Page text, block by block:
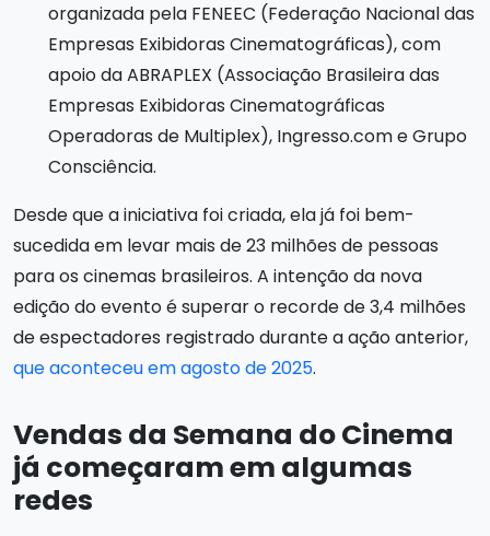
organizada pela FENEEC (Federação Nacional das
Empresas Exibidoras Cinematográficas), com
apoio da ABRAPLEX (Associação Brasileira das
Empresas Exibidoras Cinematográficas
Operadoras de Multiplex), Ingresso.com e Grupo
Consciência.
Desde que a iniciativa foi criada, ela já foi bem-
sucedida em levar mais de 23 milhões de pessoas
para os cinemas brasileiros. A intenção da nova
edição do evento é superar o recorde de 3,4 milhões
de espectadores registrado durante a ação anterior,
que aconteceu em agosto de 2025.
Vendas da Semana do Cinema
já começaram em algumas
redes